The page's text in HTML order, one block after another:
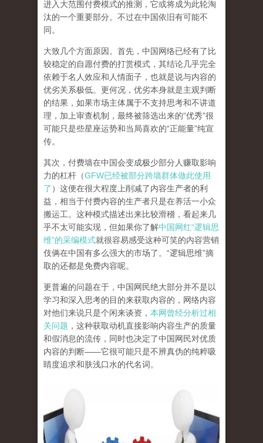
进入大范围付费模式的推测，它或将成为此轮淘
汰的一个重要部分。不过在中国依旧有可能不
同。
大致几个方面原因。首先，中国网络已经有了比
较稳定的自愿付费的打赏模式，其结论几乎完全
依赖于名人效应和人情面子，也就是说与内容的
优劣关系极低。更何况，优劣本身就是主观判断
的结果，如果市场主体属于不支持思考和不讲道
理，加上审查机制，最终被筛选出来的“优秀”很
可能只是些星座运势和当局喜欢的“正能量”纯宣
传。
其次，付费墙在中国会变成极少部分人赚取影响
力的杠杆（GFW已经被部分跨墙群体做此使用
了 ）这便在很大程度上削减了内容生产者的利
益，相当于付费内容的生产者只是在养活一小众
搬运工。这种模式描述出来比较滑稽，看起来几
乎不太可能实现，但如果你了解中国网红“逻辑思
维”的采编模式就很容易感受这种可笑的内容营销
伎俩在中国有多么强大的市场了。“逻辑思维”摘
取的还都是免费内容呢。
更普遍的问题在于，中国网民绝大部分并不是以
学习和深入思考的目的来获取内容的，网络内容
对他们来说只是个闲来谈资， 本网曾经分析过相
关问题 ，这种获取动机直接影响内容生产的质量
和假消息的流传，同时也决定了中国网民对优质
内容的判断——它很可能只是不辨真伪的纯粹吸
睛度追求和肤浅口水的代名词。